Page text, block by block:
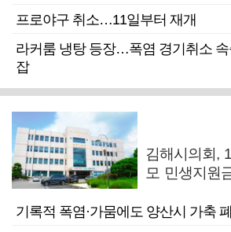
프로야구 취소…11일부터 재개
라커룸 냉탕 등장…폭염 경기취소 속
잡
김해시의회,
모 민생지원
기록적 폭염·가뭄에도 양산시 가축 폐